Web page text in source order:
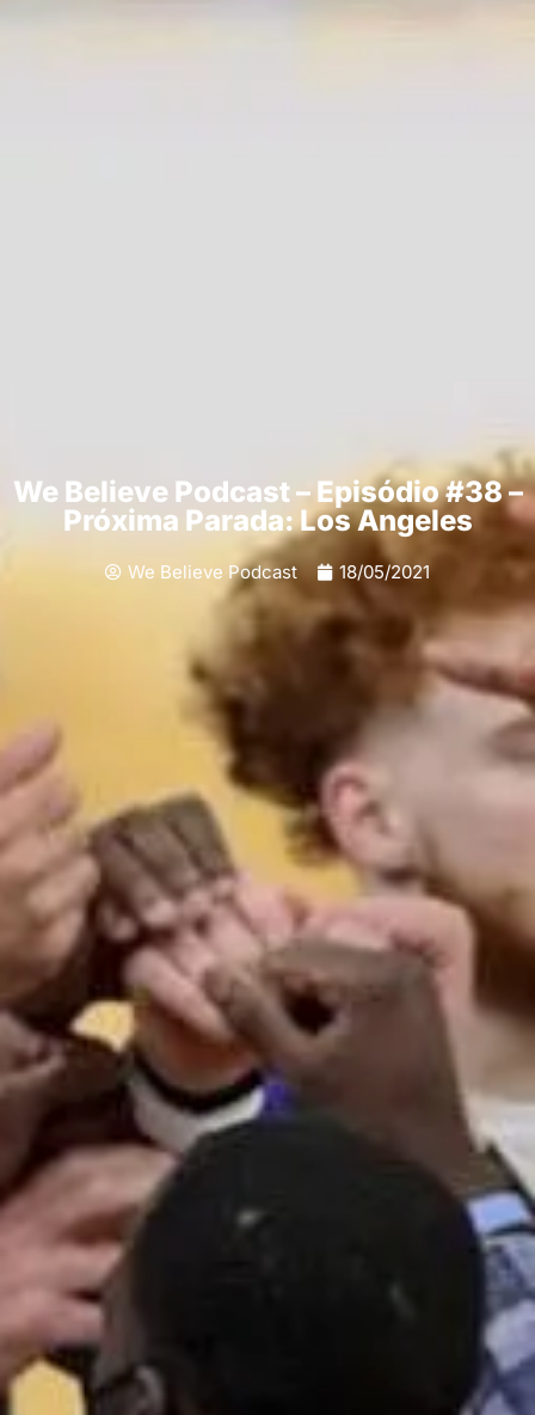
We Believe Podcast – Episódio #38 –
Próxima Parada: Los Angeles
We Believe Podcast 18/05/2021